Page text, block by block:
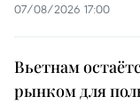
07/08/2026 17:00
Вьетнам
рынком для